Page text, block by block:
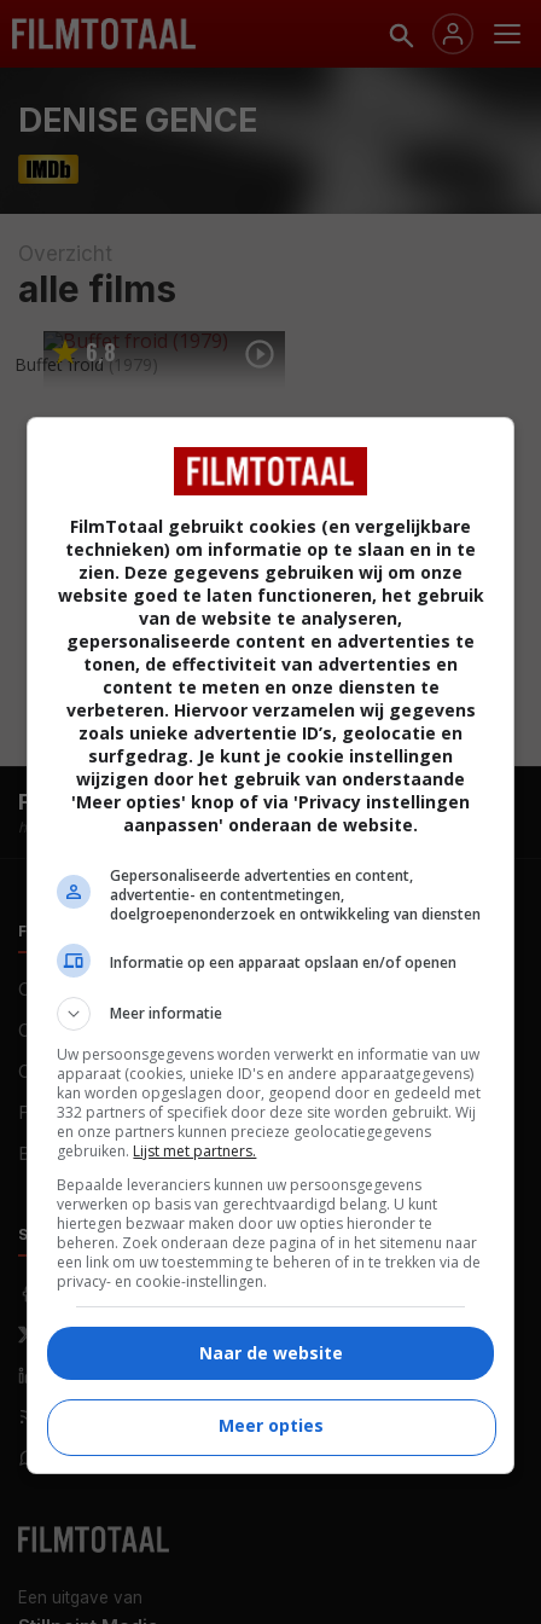
DENISE GENCE
Overzicht
alle films
6,8
Buffet froid (1979)
FilmTotaal.Hét online filmoverzicht.
hosted by
Een uitgave van
FILMTOTAAL
Contact
Over ons
Colofon
FAQ
Blog
Cookies
Cookievoorkeuren
SOCIALS
Facebook
X (Twitter)
LinkedIn
RSS-feed
WhatsApp
ONTDEKKEN
Nieuws
Netflix
Films op tv
Bioscoop
FilmTotaal gebruikt cookies (en vergelijkbare
technieken) om informatie op te slaan en in te
zien. Deze gegevens gebruiken wij om onze
website goed te laten functioneren, het gebruik
van de website te analyseren,
gepersonaliseerde content en advertenties te
tonen, de effectiviteit van advertenties en
content te meten en onze diensten te
verbeteren. Hiervoor verzamelen wij gegevens
zoals unieke advertentie ID’s, geolocatie en
surfgedrag. Je kunt je cookie instellingen
wijzigen door het gebruik van onderstaande
'Meer opties' knop of via 'Privacy instellingen
aanpassen' onderaan de website.
Gepersonaliseerde advertenties en content,
advertentie- en contentmetingen,
doelgroepenonderzoek en ontwikkeling van diensten
Informatie op een apparaat opslaan en/of openen
Meer informatie
Uw persoonsgegevens worden verwerkt en informatie van uw
apparaat (cookies, unieke ID's en andere apparaatgegevens)
kan worden opgeslagen door, geopend door en gedeeld met
332 partners of specifiek door deze site worden gebruikt. Wij
en onze partners kunnen precieze geolocatiegegevens
gebruiken. Lijst met partners.
Bepaalde leveranciers kunnen uw persoonsgegevens
verwerken op basis van gerechtvaardigd belang. U kunt
hiertegen bezwaar maken door uw opties hieronder te
beheren. Zoek onderaan deze pagina of in het sitemenu naar
een link om uw toestemming te beheren of in te trekken via de
privacy- en cookie-instellingen.
Naar de website
Meer opties